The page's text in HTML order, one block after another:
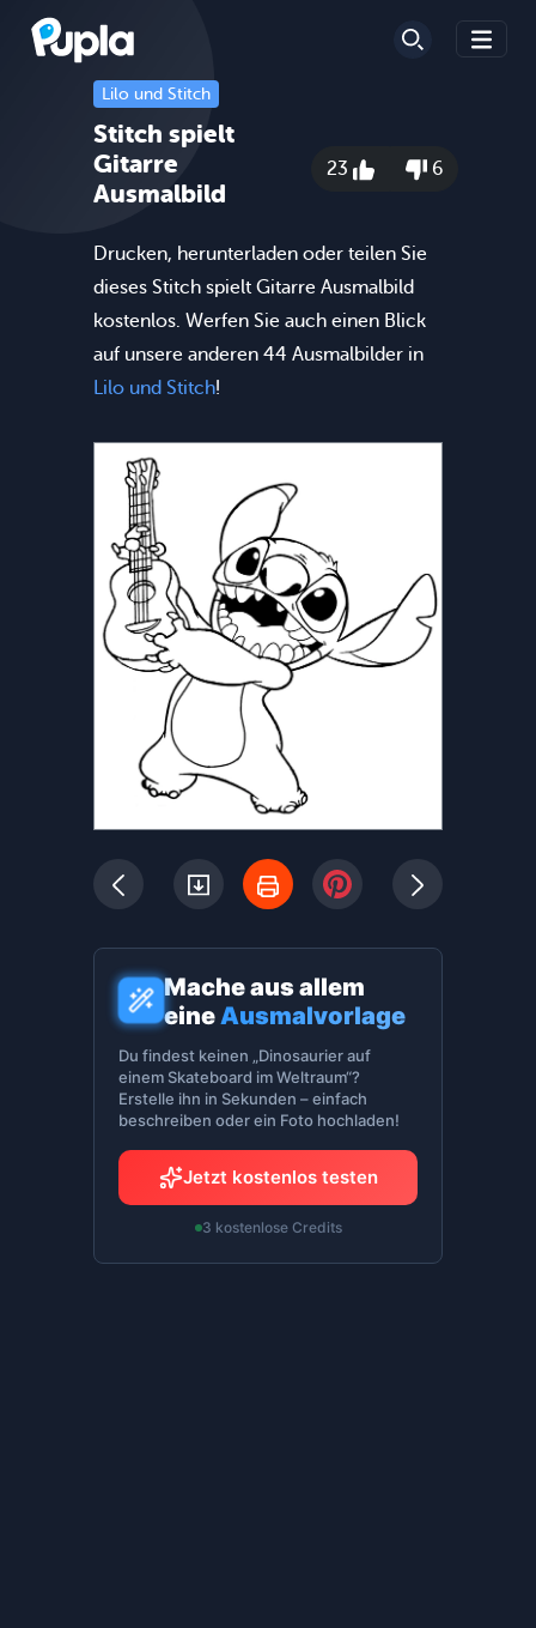
Lilo und Stitch
Stitch spielt
Gitarre
Ausmalbild
23 6
Drucken, herunterladen oder teilen Sie
dieses Stitch spielt Gitarre Ausmalbild
kostenlos. Werfen Sie auch einen Blick
auf unsere anderen 44 Ausmalbilder in
Lilo und Stitch!
Mache aus allem
eineAusmalvorlage
Du findest keinen „Dinosaurier auf
einem Skateboard im Weltraum“?
Erstelle ihn in Sekunden – einfach
beschreiben oder ein Foto hochladen!
Jetzt kostenlos testen
3 kostenlose Credits